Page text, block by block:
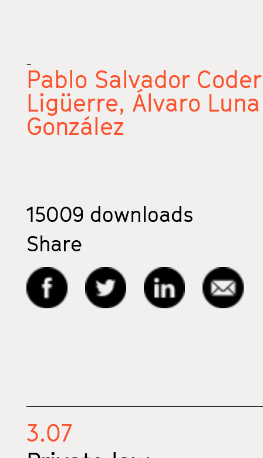
_
Pablo Salvador
Ligüerre, Álvaro
González
15009 downloads
Share
3.07